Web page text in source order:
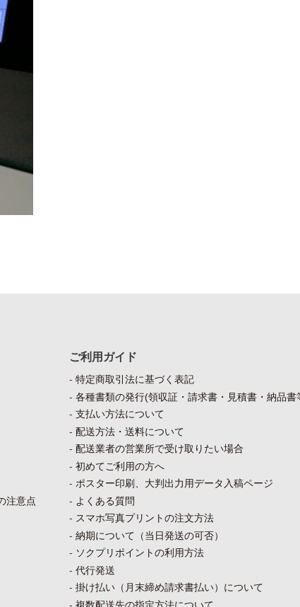
注意点
ご利用ガイド
特定商取引法に基づく表記
各種書類の発行(領収証・請求書・見積書・納品書
支払い方法について
配送方法・送料について
配送業者の営業所で受け取りたい場合
初めてご利用の方へ
ポスター印刷、大判出力用データ入稿ページ
よくある質問
スマホ写真プリントの注文方法
納期について（当日発送の可否）
ソクプリポイントの利用方法
代行発送
掛け払い（月末締め請求書払い）について
複数配送先の指定方法について